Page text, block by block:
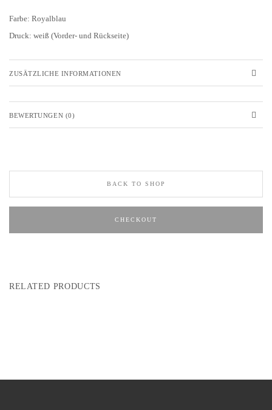
Farbe: Royalblau
Druck: weiß (Vorder- und Rückseite)
ZUSÄTZLICHE INFORMATIONEN
BEWERTUNGEN (0)
BACK TO SHOP
CHECKOUT
RELATED PRODUCTS